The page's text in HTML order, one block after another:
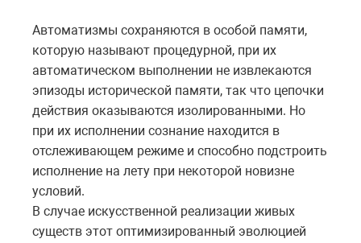
Автоматизмы сохраняются в особой памяти,
которую называют процедурной, при их
автоматическом выполнении не извлекаются
эпизоды исторической памяти, так что цепочки
действия оказываются изолированными. Но
при их исполнении сознание находится в
отслеживающем режиме и способно подстроить
исполнение на лету при некоторой новизне
условий.
В случае искусственной реализации живых
существ этот оптимизированный эволюцией